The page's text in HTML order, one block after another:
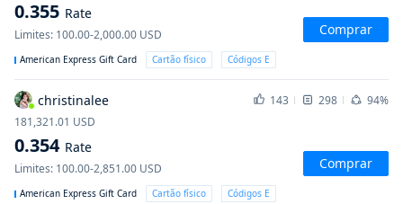
0.355 Rate
Limites: 100.00-2,000.00 USD Comprar
American Express Gift Card Cartão físico Códigos E
christinalee 143 298
94%
181,321.01 USD
0.354 Rate
Limites: 100.00-2,851.00 USD Comprar
American Express Gift Card Cartão físico Códigos E